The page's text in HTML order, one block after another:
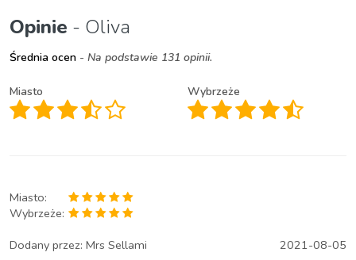
Opinie - Oliva
Średnia ocen - Na podstawie 131 opinii.
Miasto Wybrzeże
Miasto:
Wybrzeże:
Dodany przez: Mrs Sellami
2021-08-05